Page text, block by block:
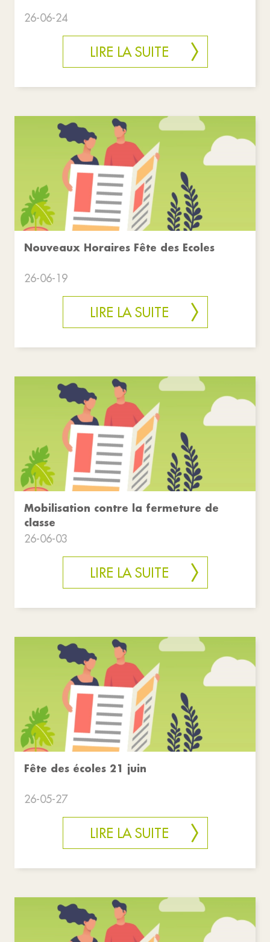
26-06-24
LIRE LA SUITE
Nouveaux Horaires Fête des Ecoles
26-06-19
LIRE LA SUITE
Mobilisation contre la fermeture de
classe
26-06-03
LIRE LA SUITE
Fête des écoles 21 juin
26-05-27
LIRE LA SUITE